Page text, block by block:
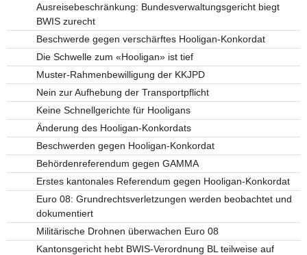
Ausreisebeschränkung: Bundesverwaltungsgericht biegt
BWIS zurecht
Beschwerde gegen verschärftes Hooligan-Konkordat
Die Schwelle zum «Hooligan» ist tief
Muster-Rahmenbewilligung der KKJPD
Nein zur Aufhebung der Transportpflicht
Keine Schnellgerichte für Hooligans
Änderung des Hooligan-Konkordats
Beschwerden gegen Hooligan-Konkordat
Behördenreferendum gegen GAMMA
Erstes kantonales Referendum gegen Hooligan-Konkordat
Euro 08: Grundrechtsverletzungen werden beobachtet und
dokumentiert
Militärische Drohnen überwachen Euro 08
Kantonsgericht hebt BWIS-Verordnung BL teilweise auf